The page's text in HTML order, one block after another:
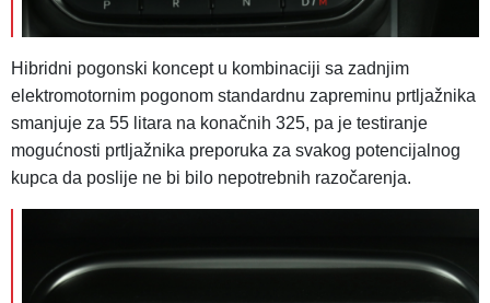
Hibridni pogonski koncept u kombinaciji sa zadnjim
elektromotornim pogonom standardnu zapreminu prtljažnika
smanjuje za 55 litara na konačnih 325, pa je testiranje
mogućnosti prtljažnika preporuka za svakog potencijalnog
kupca da poslije ne bi bilo nepotrebnih razočarenja.